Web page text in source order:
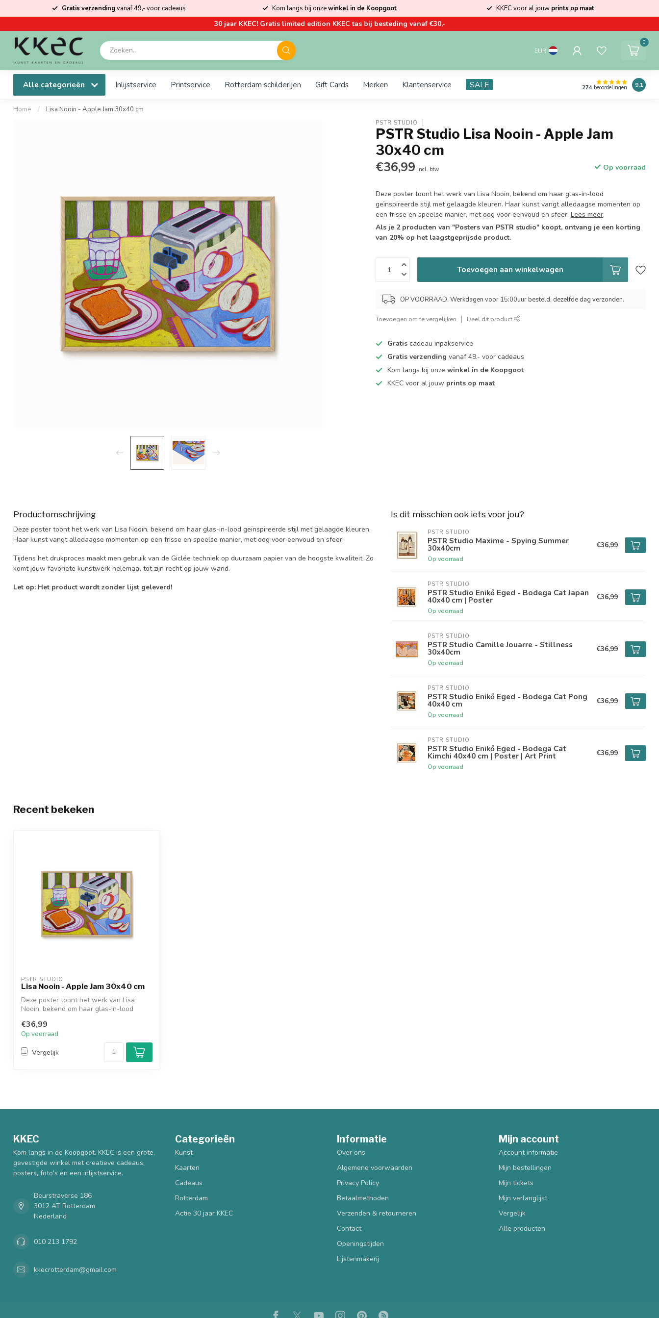
Gratis verzendingvanaf 49,- voor cadeaus Kom langs bij onzewinkel in de Koopgoot KKEC voor al jouw prints op maat
30 jaar KKEC! Gratis limited edition KKEC tas bij besteding vanaf €30,-
EUR
0
Alle categorieën Inlijstservice Printservice Rotterdam schilderijen Gift Cards Merken Klantenservice SALE 274 beoordelingen 9.1
Home / Lisa Nooin - Apple Jam 30x40 cm
PSTR STUDIO
PSTR Studio Lisa Nooin - Apple Jam
30x40 cm
€36,99 Incl. btw Op voorraad
Deze poster toont het werk van Lisa Nooin, bekend om haar glas-in-lood
geïnspireerde stijl met gelaagde kleuren. Haar kunst vangt alledaagse momenten op
een frisse en speelse manier, met oog voor eenvoud en sfeer.Lees meer.
Als je 2 producten van "Posters van PSTR studio" koopt, ontvang je een korting
van 20% op het laagstgeprijsde product.
Toevoegen aan winkelwagen
OP VOORRAAD. Werkdagen voor 15:00uur besteld, dezelfde dag verzonden.
Toevoegen om te vergelijken Deel dit product
Gratis cadeau inpakservice
Gratis verzending vanaf 49,- voor cadeaus
Kom langs bij onzewinkel in de Koopgoot
KKEC voor al jouw prints op maat
Productomschrijving
Deze poster toont het werk van Lisa Nooin, bekend om haar glas-in-lood geïnspireerde stijl met gelaagde kleuren.
Haar kunst vangt alledaagse momenten op een frisse en speelse manier, met oog voor eenvoud en sfeer.
Tijdens het drukproces maakt men gebruik van de Giclée techniek op duurzaam papier van de hoogste kwaliteit. Zo
komt jouw favoriete kunstwerk helemaal tot zijn recht op jouw wand.
Let op: Het product wordt zonder lijst geleverd!
Is dit misschien ook iets voor jou?
PSTR STUDIO
PSTR Studio Maxime - Spying Summer
30x40cm
Op voorraad
€36,99
PSTR STUDIO
PSTR Studio Enikő Eged - Bodega Cat Japan
40x40 cm | Poster
Op voorraad
€36,99
PSTR STUDIO
PSTR Studio Camille Jouarre - Stillness
30x40cm
Op voorraad
€36,99
PSTR STUDIO
PSTR Studio Enikő Eged - Bodega Cat Pong
40x40 cm
Op voorraad
€36,99
PSTR STUDIO
PSTR Studio Enikő Eged - Bodega Cat
Kimchi 40x40 cm | Poster | Art Print
Op voorraad
€36,99
Recent bekeken
PSTR STUDIO
Lisa Nooin - Apple Jam 30x40 cm
Deze poster toont het werk van Lisa
Nooin, bekend om haar glas-in-lood
€36,99
Op voorraad
Vergelijk
KKEC
Kom langs in de Koopgoot. KKEC is een grote,
gevestigde winkel met creatieve cadeaus,
posters, foto's en een inlijstservice.
Beurstraverse 186
3012 AT Rotterdam
Nederland
010 213 1792
kkecrotterdam@gmail.com
Categorieën
Kunst
Kaarten
Cadeaus
Rotterdam
Actie 30 jaar KKEC
Informatie
Over ons
Algemene voorwaarden
Privacy Policy
Betaalmethoden
Verzenden & retourneren
Contact
Openingstijden
Lijstenmakerij
Mijn account
Account informatie
Mijn bestellingen
Mijn tickets
Mijn verlanglijst
Vergelijk
Alle producten